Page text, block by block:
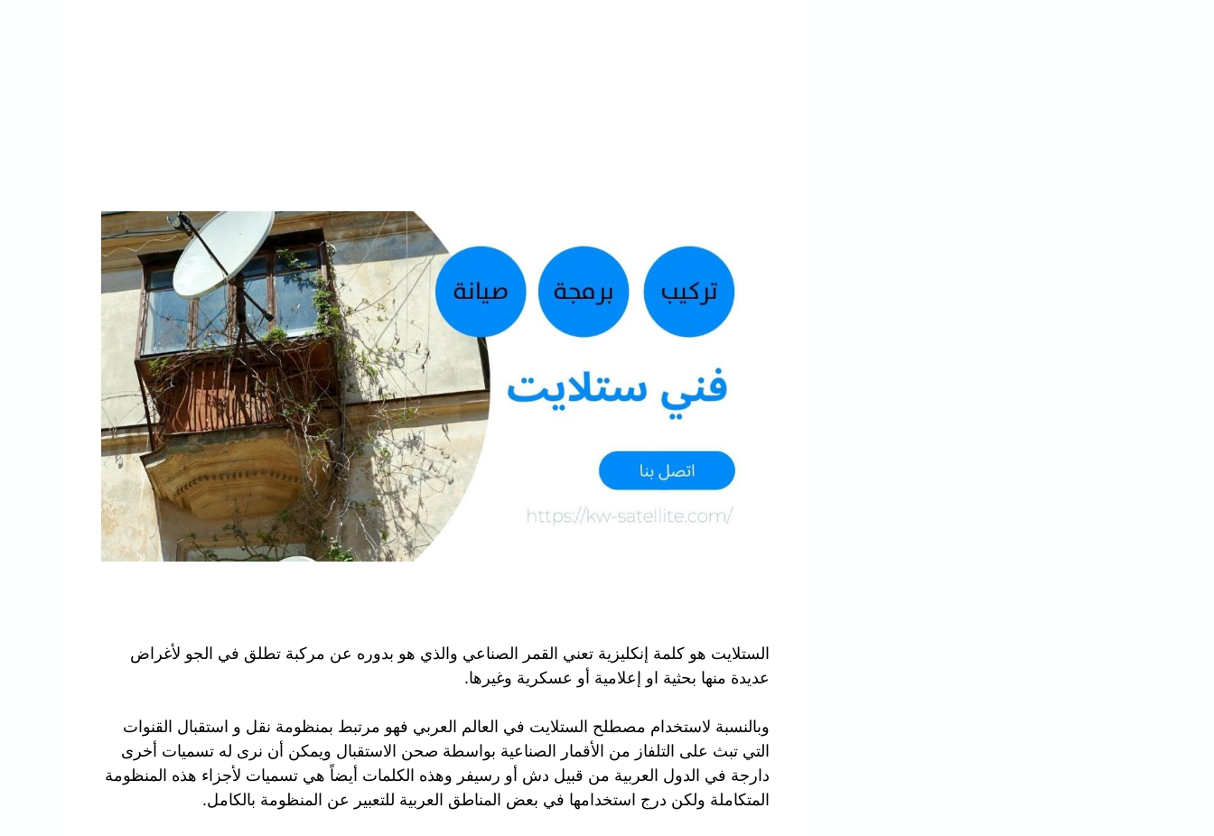
الستلايت هو كلمة إنكليزية تعني القمر الصناعي والذي هو بدوره عن مركبة تطلق في الجو لأغراض
عديدة منها بحثية او إعلامية أو عسكرية وغيرها.
وبالنسبة لاستخدام مصطلح الستلايت في العالم العربي فهو مرتبط بمنظومة نقل و استقبال القنوات
التي تبث على التلفاز من الأقمار الصناعية بواسطة صحن الاستقبال ويمكن أن نرى له تسميات أخرى
دارجة في الدول العربية من قبيل دش أو رسيفر وهذه الكلمات أيضاً هي تسميات لأجزاء هذه المنظومة
المتكاملة ولكن درج استخدامها في بعض المناطق العربية للتعبير عن المنظومة بالكامل.